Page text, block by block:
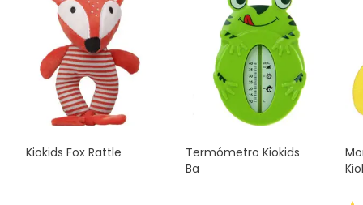
Kiokids Fox Rattle
Termómetro Kiokids
Ba